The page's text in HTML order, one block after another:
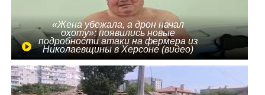
«Жена убежала, а дрон начал
охоту»: появились новые
подробности атаки на фермера из
Николаевщины в Херсоне (видео)